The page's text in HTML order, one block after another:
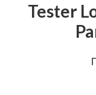
Tester